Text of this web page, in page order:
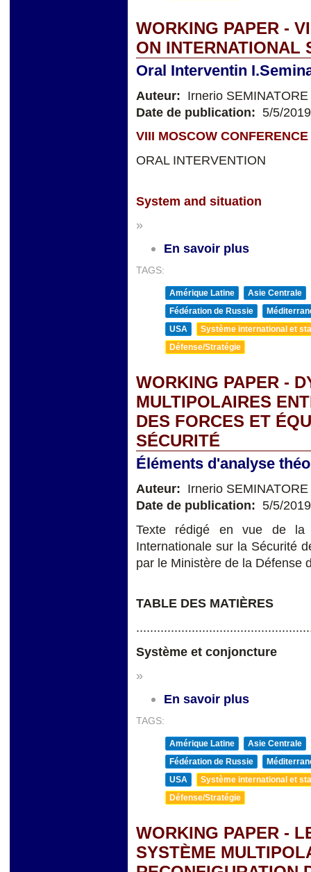
WORKING PAPER -
ON INTERNATIONAL
Oral Interventin
Auteur: Irnerio SEMINATORE
Date de publication: 5/5/2019
VIII MOSCOW
ORAL INTERVENTION
System and situation
»
En savoir plus
TAGS:
Amérique Latine
Asie Centrale
Fédération de Russie
USA
Système international et
Défense/Stratégie
WORKING PAPER -
MULTIPOLAIRES
DES FORCES ET
SÉCURITÉ
Éléments d'analyse
Auteur: Irnerio SEMINATORE
Date de publication: 5/5/2019
Texte rédigé en vue de la
Internationale sur la Sécurité
par le Ministère de la Défense
TABLE DES MATIÈRES
Système et conjoncture
»
En savoir plus
TAGS:
Amérique Latine
Asie Centrale
Fédération de Russie
USA
Système international et
Défense/Stratégie
WORKING PAPER -
SYSTÈME